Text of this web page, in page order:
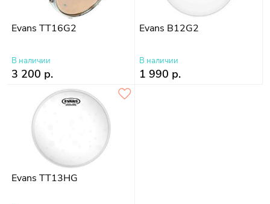
Evans TT16G2
В наличии
3 200 р.
Evans B12G2
В наличии
1 990 р.
Evans TT13HG